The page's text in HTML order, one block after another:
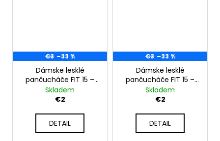
€3 –33 %
Dámske lesklé
pančucháče FIT 15 –
bronzové
Skladem
€2
DETAIL
€3 –33 %
Dámske lesklé
pančucháče FIT 15 –
telové
Skladem
€2
DETAIL